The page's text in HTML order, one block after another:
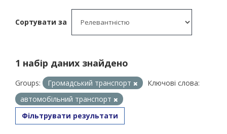
Сортувати за
1 набір даних знайдено
Groups: Громадський транспорт
Ключові слова:
автомобільний транспорт
Фільтрувати результати